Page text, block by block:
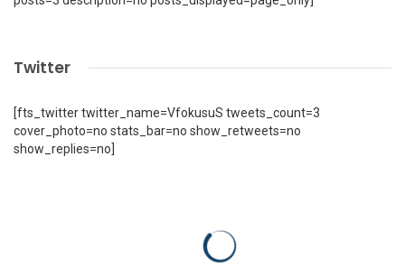
Twitter
[fts_twitter twitter_name=VfokusuS tweets_count=3
cover_photo=no stats_bar=no show_retweets=no
show_replies=no]